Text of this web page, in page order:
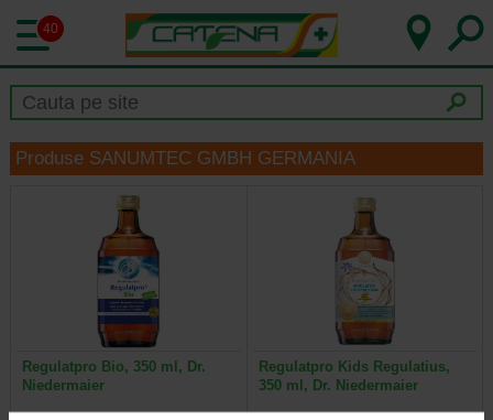
40
Produse SANUMTEC GMBH GERMANIA
Regulatpro Bio, 350 ml, Dr.
Niedermaier
Regulatpro Kids Regulatius,
350 ml, Dr. Niedermaier